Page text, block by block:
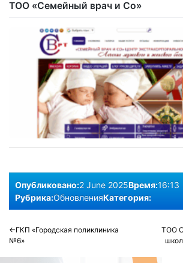
ТОО «Семейный врач и Со»
Опубликовано:2 June 2025Время:16:13
Рубрика:ОбновленияКатегория:
Post
ГКП «Городская поликлиника
№6»
ТОО